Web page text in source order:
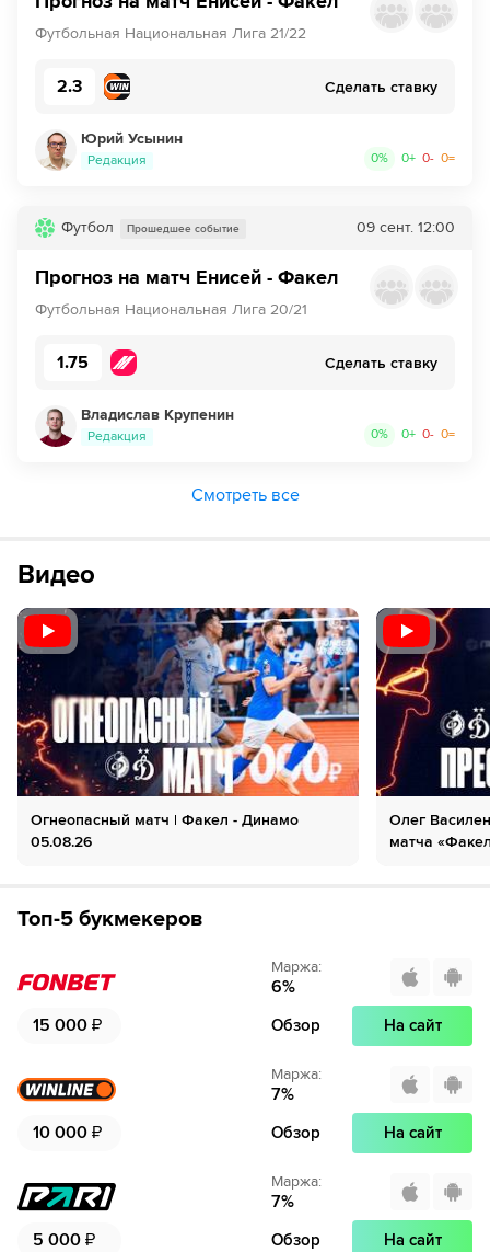
Футбольная Национальная Лига 21/22
2.3 Сделать ставку
Юрий Усынин
Редакция 0% 0+ 0- 0=
Футбол Прошедшее событие 09 сент. 12:00
Прогноз на матч Енисей - Факел
Футбольная Национальная Лига 20/21
1.75 Сделать ставку
Владислав Крупенин
Редакция 0% 0+ 0- 0=
Смотреть все
Видео
Огнеопасный матч | Факел - Динамо
05.08.26
Олег
матча
Топ-5 букмекеров
15 000 ₽
Маржа:
6%
Обзор На сайт
10 000 ₽
Маржа:
7%
Обзор На сайт
5 000 ₽
Маржа:
7%
Обзор На сайт